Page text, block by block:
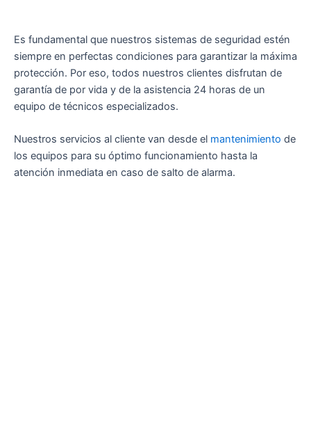
Es fundamental que nuestros sistemas de seguridad estén
siempre en perfectas condiciones para garantizar la máxima
protección. Por eso, todos nuestros clientes disfrutan de
garantía de por vida y de la asistencia 24 horas de un
equipo de técnicos especializados.
Nuestros servicios al cliente van desde el mantenimiento de
los equipos para su óptimo funcionamiento hasta la
atención inmediata en caso de salto de alarma.